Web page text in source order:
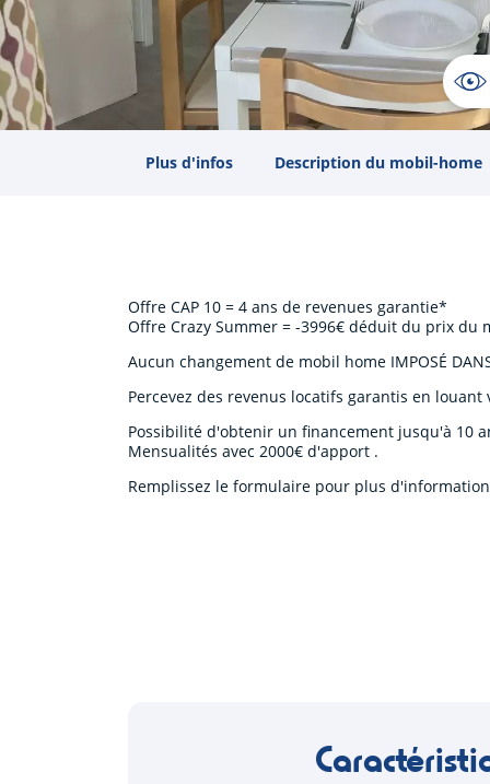
Plus d'infos Description du mobil-home
Offre CAP 10 = 4 ans de revenues garantie*
Offre Crazy Summer = -3996€ déduit du prix du
Aucun changement de mobil home IMPOSÉ
Percevez des revenus locatifs garantis en
Possibilité d'obtenir un financement jusqu'à 10
Mensualités avec 2000€ d'apport .
Remplissez le formulaire pour plus